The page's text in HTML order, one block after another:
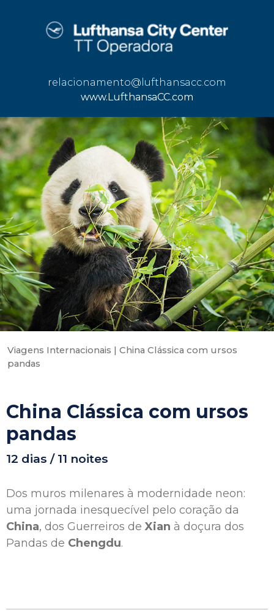
relacionamento@lufthansacc.com
www.LufthansaCC.com
Viagens Internacionais | China Clássica com ursos
pandas
China Clássica com ursos
pandas
12 dias / 11 noites
Dos muros milenares à modernidade neon:
uma jornada inesquecível pelo coração da
China, dos Guerreiros de Xian à doçura dos
Pandas de Chengdu.